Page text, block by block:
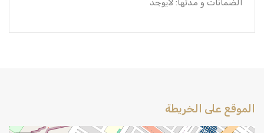
الضمانات و مدتها: لايوجد
الموقع على الخريطة